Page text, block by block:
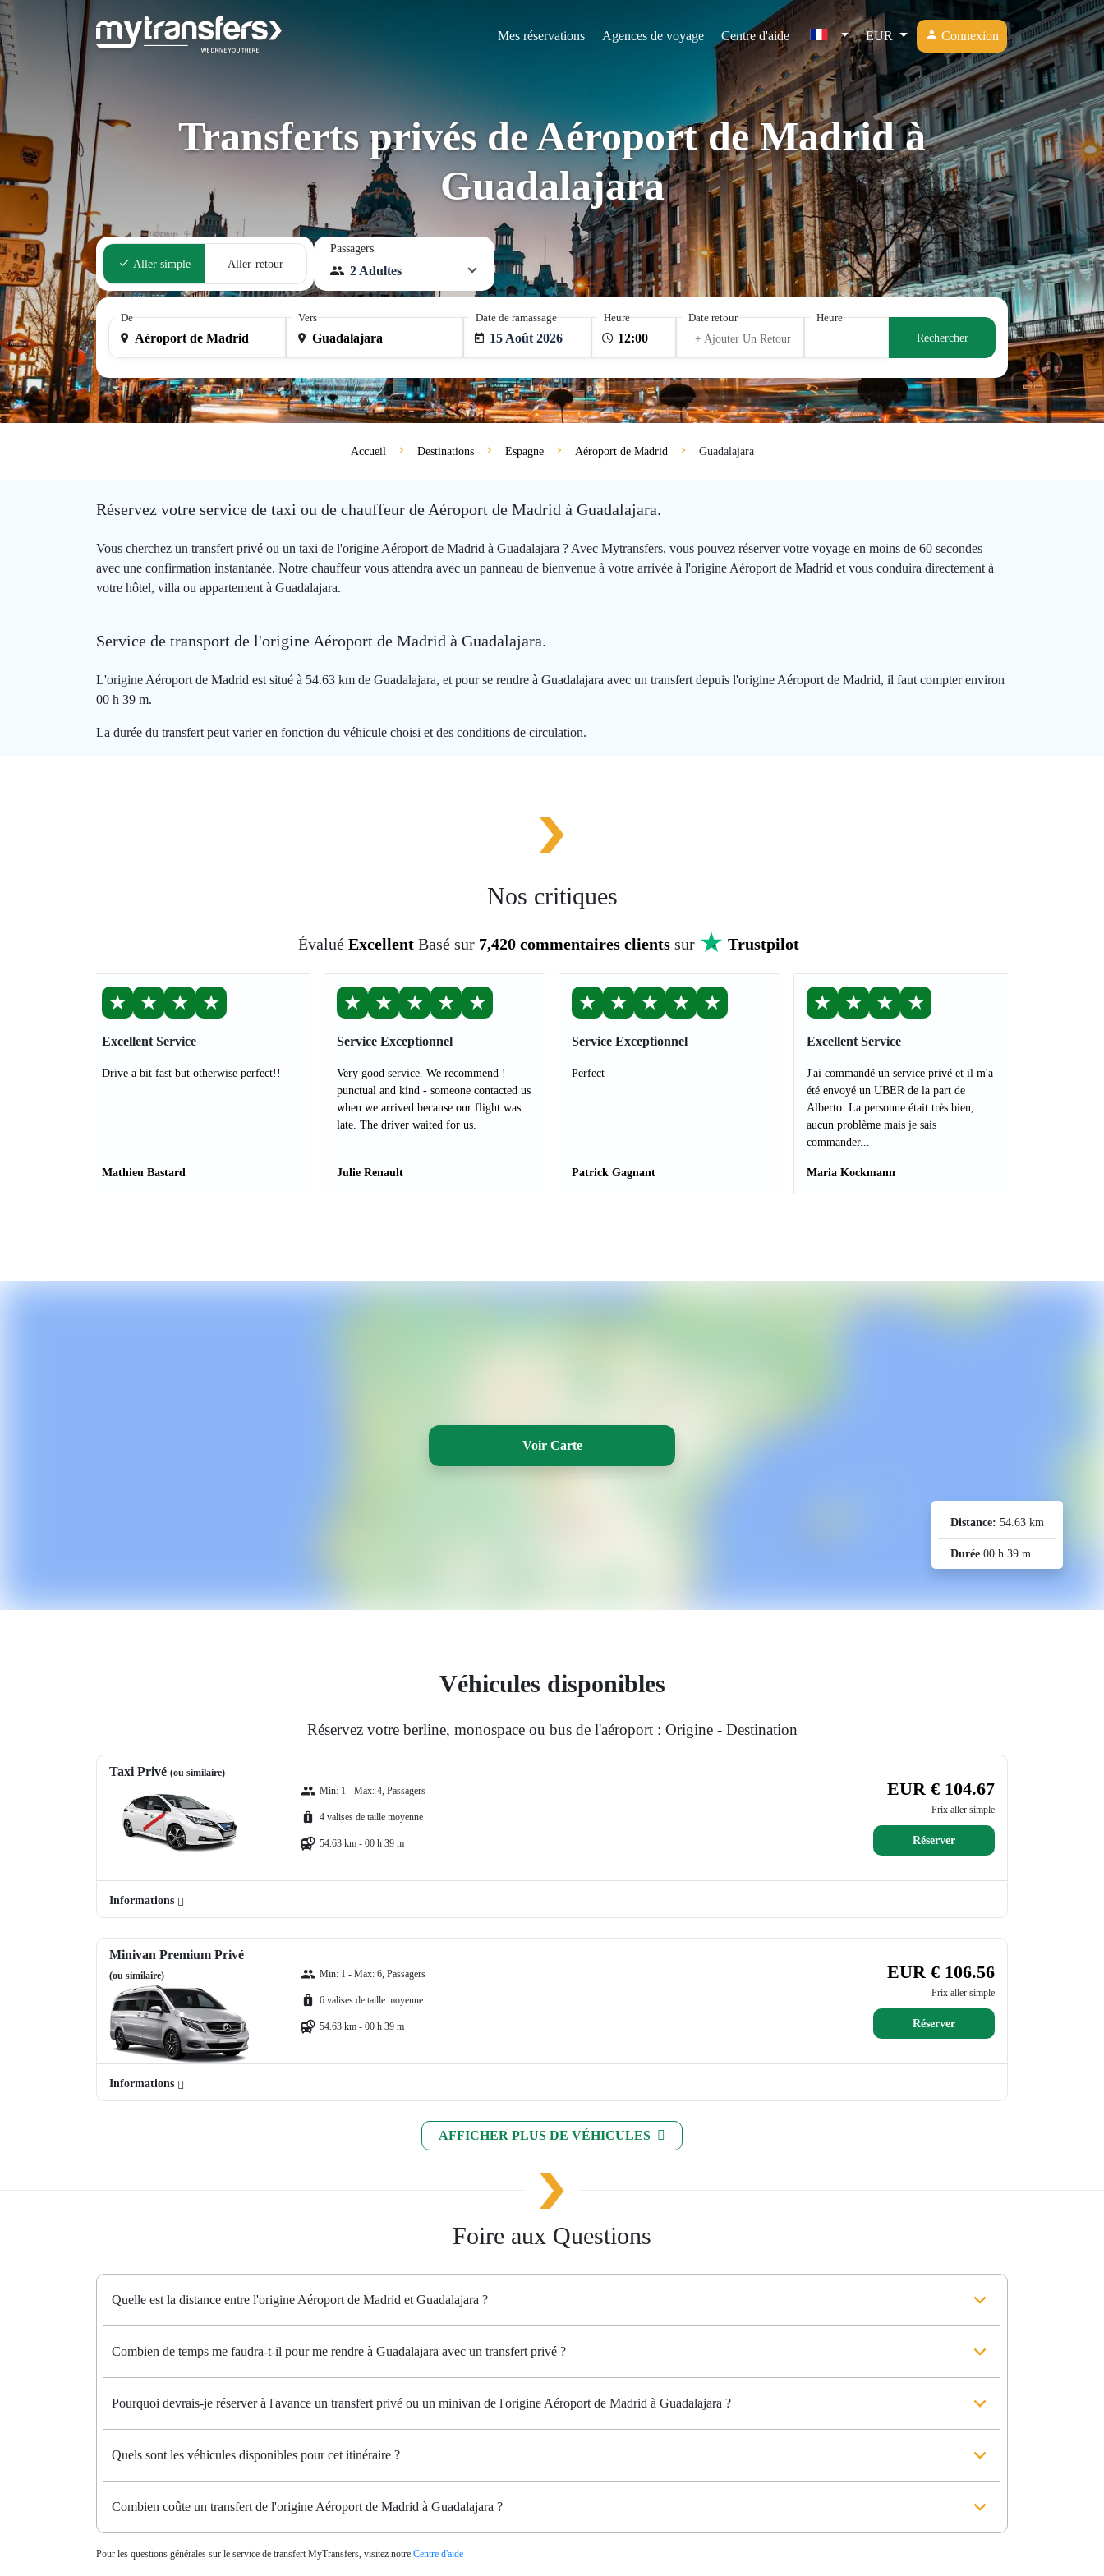
Mes réservations Agences de voyage Centre d'aide EUR Connexion
Transferts privés de Aéroport de Madrid à
Guadalajara
Aller simple Aller-retour
Passagers
2 Adultes
De Vers Date de ramassage
15 Août 2026
Heure
Date retour
+ Ajouter Un Retour
Heure
Rechercher
Accueil Destinations Espagne Aéroport de Madrid Guadalajara
Réservez votre service de taxi ou de chauffeur de Aéroport de Madrid à Guadalajara.
Vous cherchez un transfert privé ou un taxi de l'origine Aéroport de Madrid à Guadalajara ? Avec Mytransfers, vous pouvez réserver votre voyage en moins de 60 secondes
avec une confirmation instantanée. Notre chauffeur vous attendra avec un panneau de bienvenue à votre arrivée à l'origine Aéroport de Madrid et vous conduira directement à
votre hôtel, villa ou appartement à Guadalajara.
Service de transport de l'origine Aéroport de Madrid à Guadalajara.
L'origine Aéroport de Madrid est situé à 54.63 km de Guadalajara, et pour se rendre à Guadalajara avec un transfert depuis l'origine Aéroport de Madrid, il faut compter environ
00 h 39 m.
La durée du transfert peut varier en fonction du véhicule choisi et des conditions de circulation.
Nos critiques
Évalué Excellent Basé sur 7,420 commentaires clients sur Trustpilot
★ ★ ★ ★
Excellent Service
Drive a bit fast but otherwise perfect!!
Mathieu Bastard
★ ★ ★ ★ ★
Service Exceptionnel
Very good service. We recommend !
punctual and kind - someone contacted us
when we arrived because our flight was
late. The driver waited for us.
Julie Renault
★ ★ ★ ★ ★
Service Exceptionnel
Perfect
Patrick Gagnant
★ ★ ★ ★
Excellent Service
J'ai commandé un service privé et il m'a
été envoyé un UBER de la part de
Alberto. La personne était très bien,
aucun problème mais je sais
commander...
Maria Kockmann
Voir Carte
Distance: 54.63 km
Durée 00 h 39 m
Véhicules disponibles
Réservez votre berline, monospace ou bus de l'aéroport : Origine - Destination
Taxi Privé (ou similaire)
Min: 1 - Max: 4, Passagers
4 valises de taille moyenne
54.63 km - 00 h 39 m
EUR € 104.67
Prix aller simple
Réserver
Informations
Minivan Premium Privé
(ou similaire) Min: 1 - Max: 6, Passagers
6 valises de taille moyenne
54.63 km - 00 h 39 m
EUR € 106.56
Prix aller simple
Réserver
Informations
AFFICHER PLUS DE VÉHICULES
Foire aux Questions
Quelle est la distance entre l'origine Aéroport de Madrid et Guadalajara ?
Combien de temps me faudra-t-il pour me rendre à Guadalajara avec un transfert privé ?
Pourquoi devrais-je réserver à l'avance un transfert privé ou un minivan de l'origine Aéroport de Madrid à Guadalajara ?
Quels sont les véhicules disponibles pour cet itinéraire ?
Combien coûte un transfert de l'origine Aéroport de Madrid à Guadalajara ?
Pour les questions générales sur le service de transfert MyTransfers, visitez notre Centre d'aide